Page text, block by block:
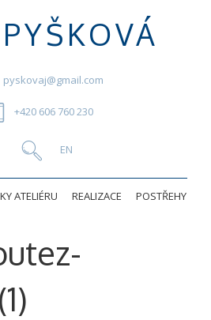
pyskovaj@gmail.com
+420 606 760 230
ATELIÉRU REALIZACE POSTŘEHY